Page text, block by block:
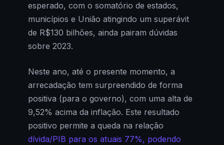
esperado, com o somatório de estados,
municípios e União atingindo um superávit
de R$130 bilhões, ainda pairam dúvidas
sobre 2023.
Neste ano, até o presente momento, a
arrecadação tem surpreendido de forma
positiva (para o governo), com uma alta de
9,52% acima da inflação. Este resultado
positivo permite a queda na relação
dívida/PIB para os atuais 77%, podendo